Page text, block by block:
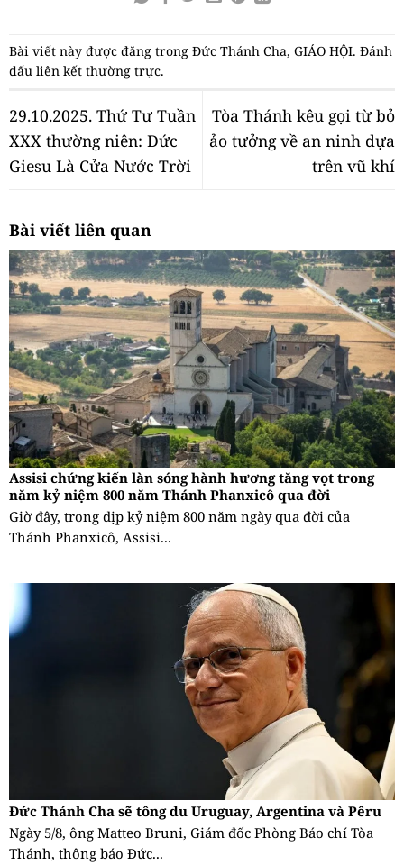
Bài viết này được đăng trong Đức Thánh Cha, GIÁO HỘI. Đánh
dấu liên kết thường trực.
29.10.2025. Thứ Tư Tuần
XXX thường niên: Đức
Giesu Là Cửa Nước Trời
Tòa Thánh kêu gọi từ bỏ
ảo tưởng về an ninh dựa
trên vũ khí
Bài viết liên quan
Assisi chứng kiến làn sóng hành hương tăng vọt trong
năm kỷ niệm 800 năm Thánh Phanxicô qua đời
Giờ đây, trong dịp kỷ niệm 800 năm ngày qua đời của
Thánh Phanxicô, Assisi...
Đức Thánh Cha sẽ tông du Uruguay, Argentina và Pêru
Ngày 5/8, ông Matteo Bruni, Giám đốc Phòng Báo chí Tòa
Thánh, thông báo Đức...